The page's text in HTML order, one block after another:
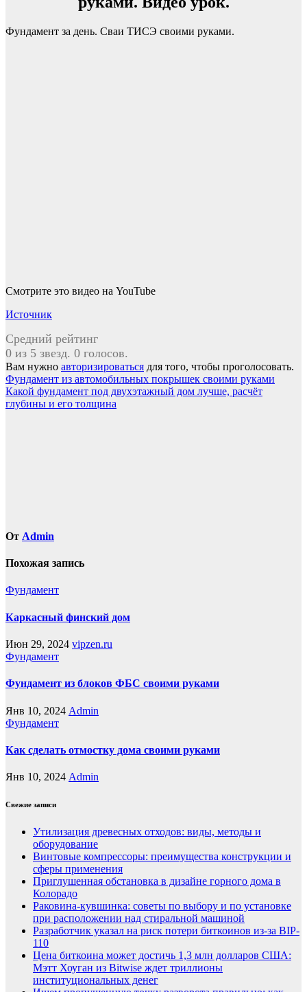
Фундамент за день. Сваи ТИСЭ своими руками.
Смотрите это видео на YouTube
Источник
Средний рейтинг
0 из 5 звезд. 0 голосов.
Вам нужно авторизироваться для того, чтобы проголосовать.
Навигация
по
Фундамент из автомобильных покрышек своими руками
Какой фундамент под двухэтажный дом лучше, расчёт
глубины и его толщина
От Admin
Похожая запись
Фундамент
Каркасный финский дом
Июн 29, 2024 vipzen.ru
Фундамент
Фундамент из блоков ФБС своими руками
Янв 10, 2024 Admin
Фундамент
Как сделать отмостку дома своими руками
Янв 10, 2024 Admin
Свежие записи
Утилизация древесных отходов: виды, методы и
оборудование
Винтовые компрессоры: преимущества конструкции и
сферы применения
Приглушенная обстановка в дизайне горного дома в
Колорадо
Раковина-кувшинка: советы по выбору и по установке
при расположении над стиральной машиной
Разработчик указал на риск потери биткоинов из-за BIP-
110
Цена биткоина может достичь 1,3 млн долларов США:
Мэтт Хоуган из Bitwise ждет триллионы
институциональных денег